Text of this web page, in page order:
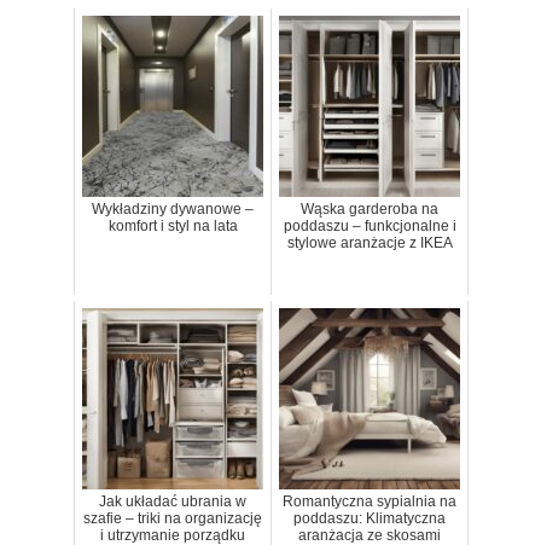
Wykładziny dywanowe –
komfort i styl na lata
Wąska garderoba na
poddaszu – funkcjonalne i
stylowe aranżacje z IKEA
Jak układać ubrania w
szafie – triki na organizację
i utrzymanie porządku
Romantyczna sypialnia na
poddaszu: Klimatyczna
aranżacja ze skosami